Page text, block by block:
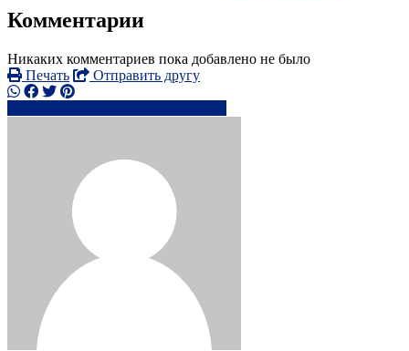
Комментарии
Никаких комментариев пока добавлено не было
Печать
Отправить другу